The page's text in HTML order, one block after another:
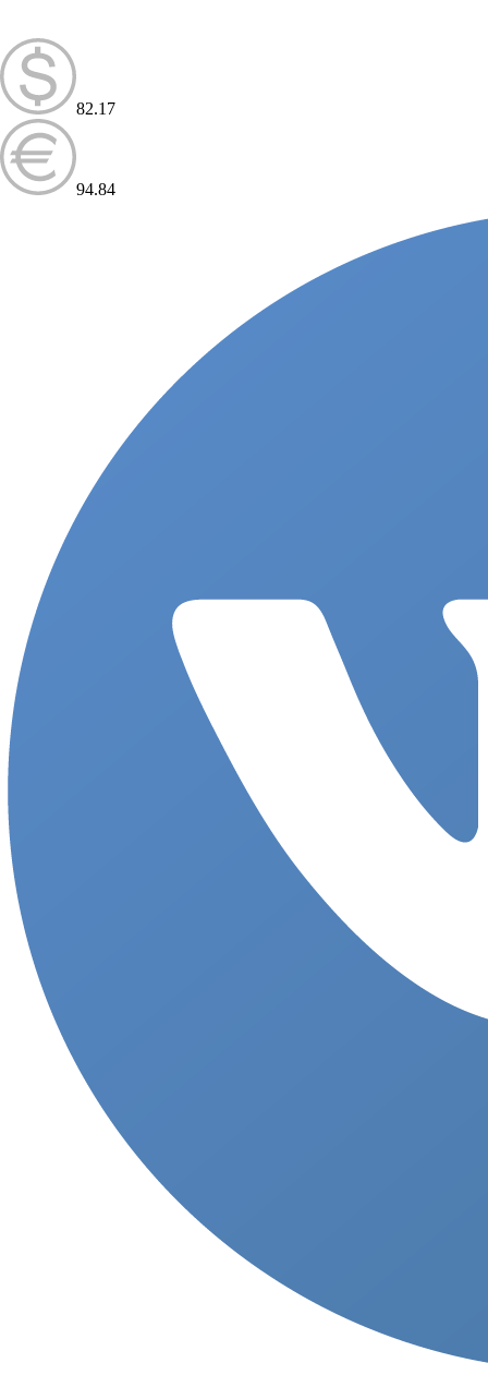
82.17
94.84